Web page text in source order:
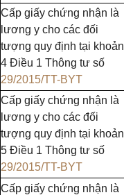
Cấp giấy chứng nhận là
lương y cho các đối
tượng quy định tại khoản
4 Điều 1 Thông tư số
29/2015/TT-BYT
Cấp giấy chứng nhận là
lương y cho các đối
tượng quy định tại khoản
5 Điều 1 Thông tư số
29/2015/TT-BYT
Cấp giấy chứng nhận là